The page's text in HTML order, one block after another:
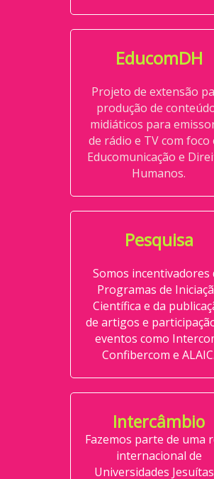
EducomDH
Projeto de extensão
produção de
midiáticos para
de rádio e TV com foco
Educomunicação e
Humanos.
Pesquisa
Somos incentivadores
Programas de
Científica e da
de artigos e
eventos como
Confibercom e ALAIC.
Intercâmbio
Fazemos parte de uma
internacional de
Universidades